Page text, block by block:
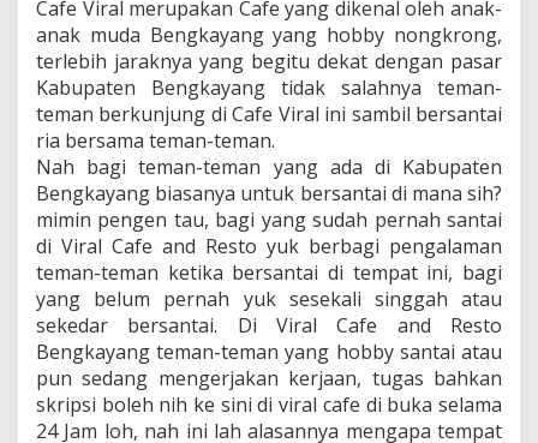
Cafe Viral merupakan Cafe yang dikenal oleh anak-
anak muda Bengkayang yang hobby nongkrong,
terlebih jaraknya yang begitu dekat dengan pasar
Kabupaten Bengkayang tidak salahnya teman-
teman berkunjung di Cafe Viral ini sambil bersantai
ria bersama teman-teman.
Nah bagi teman-teman yang ada di Kabupaten
Bengkayang biasanya untuk bersantai di mana sih?
mimin pengen tau, bagi yang sudah pernah santai
di Viral Cafe and Resto yuk berbagi pengalaman
teman-teman ketika bersantai di tempat ini, bagi
yang belum pernah yuk sesekali singgah atau
sekedar bersantai. Di Viral Cafe and Resto
Bengkayang teman-teman yang hobby santai atau
pun sedang mengerjakan kerjaan, tugas bahkan
skripsi boleh nih ke sini di viral cafe di buka selama
24 Jam loh, nah ini lah alasannya mengapa tempat